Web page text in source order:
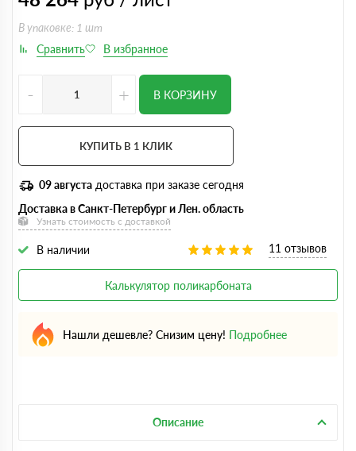
В упаковке: 1 шт
- + В КОРЗИНУ
КУПИТЬ В 1 КЛИК
09 августа доставка при заказе сегодня
Доставка в Санкт-Петербург и Лен. область
Узнать стоимость с доставкой
В наличии 11 отзывов
Калькулятор поликарбоната
Нашли дешевле? Снизим цену! Подробнее
Описание